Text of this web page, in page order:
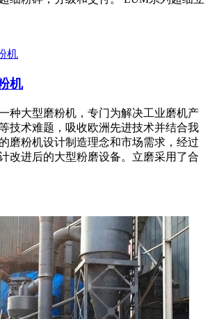
机
种大型磨粉机，专门为解决工业磨机产
技术难题，吸收欧洲先进技术并结合我
磨粉机设计制造理念和市场需求，经过
改进后的大型粉磨设备。立磨采用了合